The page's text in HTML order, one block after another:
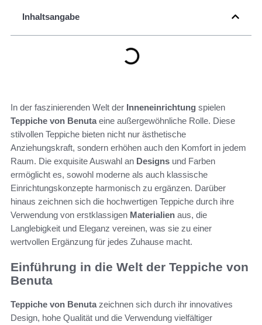
Inhaltsangabe
In der faszinierenden Welt der Inneneinrichtung spielen
Teppiche von Benutaeine außergewöhnliche Rolle. Diese
stilvollen Teppiche bieten nicht nur ästhetische
Anziehungskraft, sondern erhöhen auch den Komfort in jedem
Raum. Die exquisite Auswahl an Designs und Farben
ermöglicht es, sowohl moderne als auch klassische
Einrichtungskonzepte harmonisch zu ergänzen. Darüber
hinaus zeichnen sich die hochwertigen Teppiche durch ihre
Verwendung von erstklassigen Materialien aus, die
Langlebigkeit und Eleganz vereinen, was sie zu einer
wertvollen Ergänzung für jedes Zuhause macht.
Einführung in die Welt der Teppiche von
Benuta
Teppiche von Benutazeichnen sich durch ihr innovatives
Design, hohe Qualität und die Verwendung vielfältiger